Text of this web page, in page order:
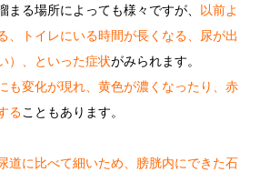
まる場所によっても様々ですが、 以前よ
、トイレにいる時間が長くなる、尿が出
）、といった症状がみられます。
も変化が現れ、 黄色が濃くなったり、赤
ることもあります。
道に比べて細いため、膀胱内にできた石